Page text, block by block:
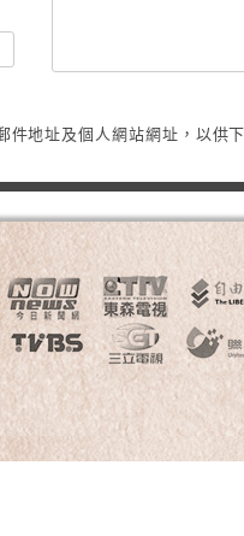
件地址及個人網站網址，以供